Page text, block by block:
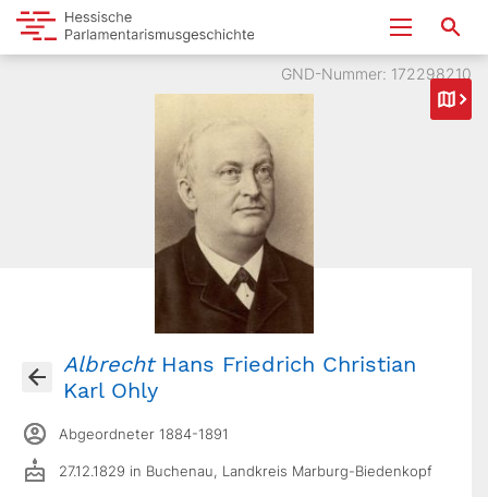
GND-Nummer: 172298210
AlbrechtHans Friedrich Christian
Karl Ohly
Abgeordneter 1884-1891
27.12.1829 in Buchenau, Landkreis Marburg-Biedenkopf